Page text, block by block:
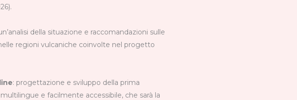
della situazione e raccomandazioni sulle
regioni vulcaniche coinvolte nel progetto
: progettazione e sviluppo della prima
e facilmente accessibile, che sarà la